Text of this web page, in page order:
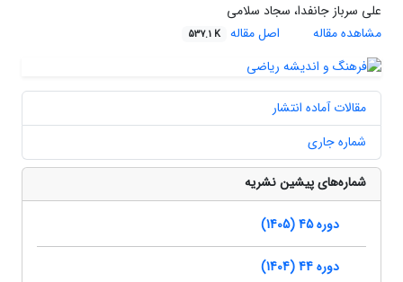
علی سرباز جانفدا، سجاد سلامی
مشاهده مقاله
اصل مقاله 537.1 K
مقالات آماده انتشار
شماره جاری
شماره‌های پیشین نشریه
دوره 45 (1405)
دوره 44 (1404)